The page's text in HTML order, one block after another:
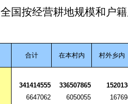
全国按经营耕地规模和户
合计 在本村内 村外乡内
341414555 336507865
6647062 6050055